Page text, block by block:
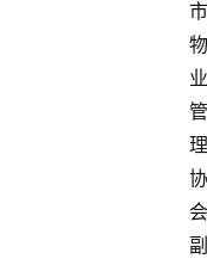
市
物
业
管
理
协
会
副